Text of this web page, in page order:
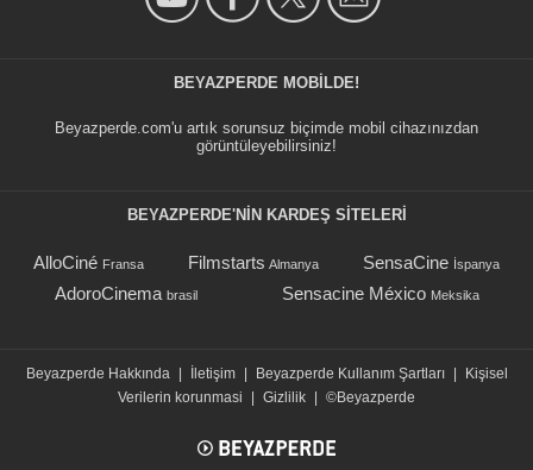
BEYAZPERDE MOBILDE!
Beyazperde.com'u artık sorunsuz biçimde mobil cihazınızdan
görüntüleyebilirsiniz!
BEYAZPERDE'NIN KARDEŞ SİTELERİ
AlloCiné Fransa Filmstarts Almanya SensaCine İspanya
AdoroCinema brasil Sensacine México Meksika
Beyazperde Hakkında İletişim Beyazperde Kullanım Şartları
Kişisel
Verilerin korunmasi
Gizlilik ©Beyazperde